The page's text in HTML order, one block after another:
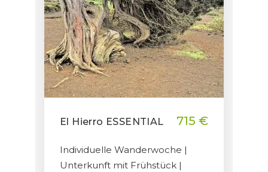
El Hierro ESSENTIAL 715 €
Individuelle Wanderwoche |
Unterkunft mit Frühstück |